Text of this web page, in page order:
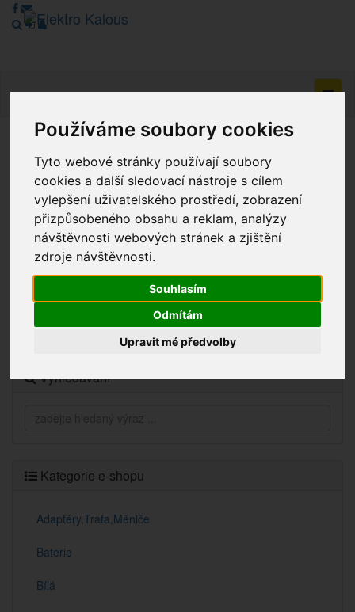
Používáme soubory cookies
Tyto webové stránky používají soubory
cookies a další sledovací nástroje s cílem
vylepšení uživatelského prostředí, zobrazení
přizpůsobeného obsahu a reklam, analýzy
návštěvnosti webových stránek a zjištění
zdroje návštěvnosti.
Souhlasím
Odmítám
Upravit mé předvolby
Vážení zákazníci, v tuto chvíli je Náš internetový obchod v
režimu Katalogu. Objednávky on-line nyní nelze vyřídit.
Děkujeme za pochopení.
Výprodej
Vyhledávání
Kategorie e-shopu
Adaptéry,Trafa,Měniče
Baterie
Bílá